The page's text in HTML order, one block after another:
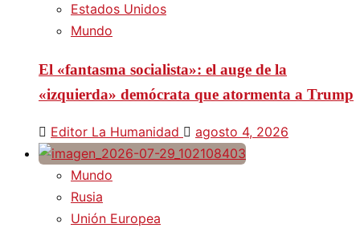
Estados Unidos
Mundo
El «fantasma socialista»: el auge de la
«izquierda» demócrata que atormenta a Trump
Editor La Humanidad agosto 4, 2026
Mundo
Rusia
Unión Europea